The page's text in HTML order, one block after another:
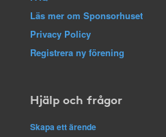
Läs mer om Sponsorhuset
Privacy Policy
Registrera ny förening
Hjälp och frågor
Skapa ett ärende